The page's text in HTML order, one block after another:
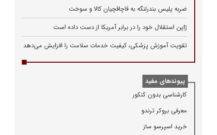
ضربه پلیس بندرلنگه به قاچاقچیان کالا و سوخت
ژاپن استقلال خود را در برابر آمریکا از دست داده است
تقویت آموزش پزشکی، کیفیت خدمات سلامت را افزایش می‌دهد
پیوندهای مفید
كارشناسی بدون كنكور
معرفی بروكر ترندو
خرید اسپرسو ساز